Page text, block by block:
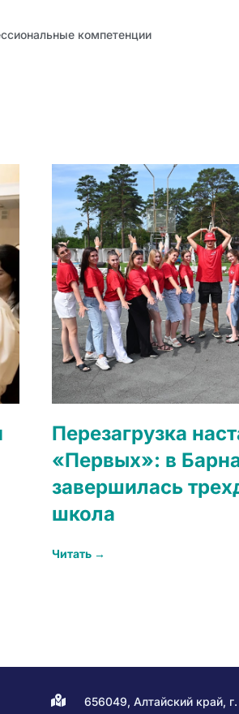
компетенции
Перезагрузка
«Первых»: в
завершилась
школа
Читать →
656049, Алтайский край,